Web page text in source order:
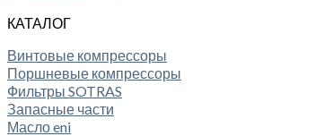
КАТАЛОГ
Винтовые компрессоры
Поршневые компрессоры
Фильтры SOTRAS
Запасные части
Масло eni